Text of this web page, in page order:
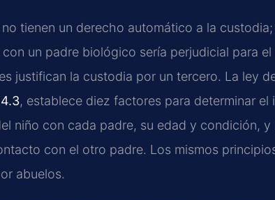
tienen un derecho automático a la
un padre biológico sería perjudicial para
justifican la custodia por un tercero. La ley
, establece diez factores para determinar el
niño con cada padre, su edad y condición,
con el otro padre. Los mismos
abuelos.